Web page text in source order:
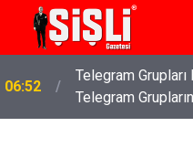
06:52
Telegram
Telegram